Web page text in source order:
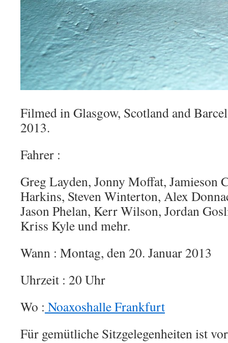
Filmed in Glasgow, Scotland and
2013.
Fahrer :
Greg Layden, Jonny Moffat, Jamieson
Harkins, Steven Winterton, Alex
Jason Phelan, Kerr Wilson, Jordan
Kriss Kyle und mehr.
Wann : Montag, den 20. Januar 2013
Uhrzeit : 20 Uhr
Wo : Noaxoshalle Frankfurt
Für gemütliche Sitzgelegenheiten ist